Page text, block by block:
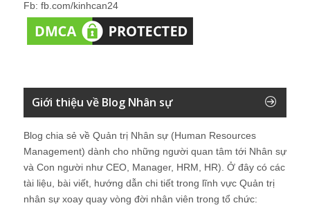
Fb: fb.com/kinhcan24
Giới thiệu về Blog Nhân sự
Blog chia sẻ về Quản trị Nhân sự (Human Resources
Management) dành cho những người quan tâm tới Nhân sự
và Con người như CEO, Manager, HRM, HR). Ở đây có các
tài liệu, bài viết, hướng dẫn chi tiết trong lĩnh vực Quản trị
nhân sự xoay quay vòng đời nhân viên trong tổ chức: